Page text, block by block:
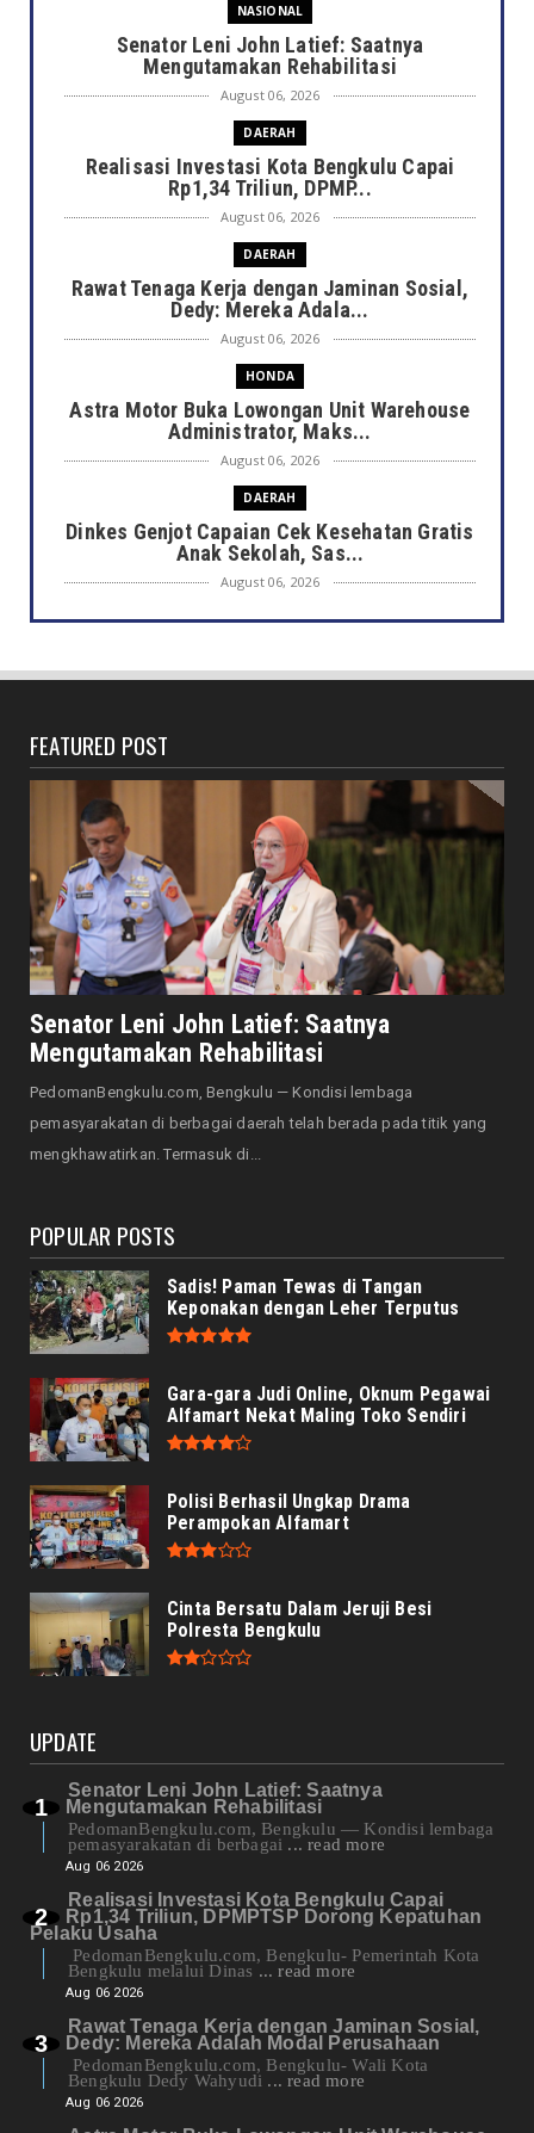
NASIONAL
Senator Leni John Latief: Saatnya
Mengutamakan Rehabilitasi
August 06, 2026
DAERAH
Realisasi Investasi Kota Bengkulu Capai
Rp1,34 Triliun, DPMP...
August 06, 2026
DAERAH
Rawat Tenaga Kerja dengan Jaminan Sosial,
Dedy: Mereka Adala...
August 06, 2026
HONDA
Astra Motor Buka Lowongan Unit Warehouse
Administrator, Maks...
August 06, 2026
DAERAH
Dinkes Genjot Capaian Cek Kesehatan Gratis
Anak Sekolah, Sas...
August 06, 2026
DAERAH
Dedy Tinjau Cek Keseh...
Lebih Pasti dengan Kampas Rem Asli Honda,
Pengereman Maksima...
August 06, 2026
HOTEL MERCURE
Mercure Bengkulu Hadirkan Staycation
Ramah Keluarga, Tamu Da...
August 05, 2026
EKONOMI
Hotel Santika Bengkulu Hadirkan Promo HUT
ke-81 RI, Kamar Mu...
August 05, 2026
NASIONAL
Menjadi Tuan Rumah Sidang Tahunan MPR RI
dan Sidang Bersama...
FEATURED POST
Senator Leni John Latief: Saatnya
Mengutamakan Rehabilitasi
PedomanBengkulu.com, Bengkulu — Kondisi lembaga
pemasyarakatan di berbagai daerah telah berada pada titik yang
mengkhawatirkan. Termasuk di...
POPULAR POSTS
Sadis! Paman Tewas di Tangan
Keponakan dengan Leher Terputus
Gara-gara Judi Online, Oknum Pegawai
Alfamart Nekat Maling Toko Sendiri
Polisi Berhasil Ungkap Drama
Perampokan Alfamart
Cinta Bersatu Dalam Jeruji Besi
Polresta Bengkulu
UPDATE
Senator Leni John Latief: Saatnya
Mengutamakan Rehabilitasi
PedomanBengkulu.com, Bengkulu — Kondisi lembaga
pemasyarakatan di berbagai ... read more
Aug 06 2026
Realisasi Investasi Kota Bengkulu Capai
Rp1,34 Triliun, DPMPTSP Dorong Kepatuhan
Pelaku Usaha
PedomanBengkulu.com, Bengkulu- Pemerintah Kota
Bengkulu melalui Dinas ... read more
Aug 06 2026
Rawat Tenaga Kerja dengan Jaminan Sosial,
Dedy: Mereka Adalah Modal Perusahaan
PedomanBengkulu.com, Bengkulu- Wali Kota
Bengkulu Dedy Wahyudi ... read more
Aug 06 2026